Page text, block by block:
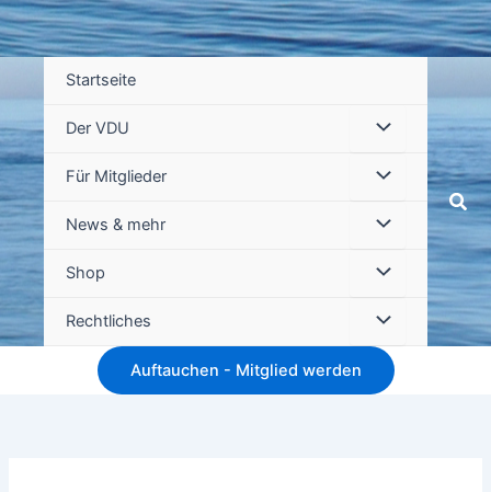
Startseite
Der VDU
Für Mitglieder
News & mehr
Shop
Rechtliches
Auftauchen - Mitglied werden